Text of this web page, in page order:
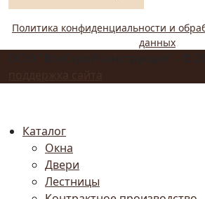
Политика конфиденциальности и
данных
Каталог
Окна
Двери
Лестницы